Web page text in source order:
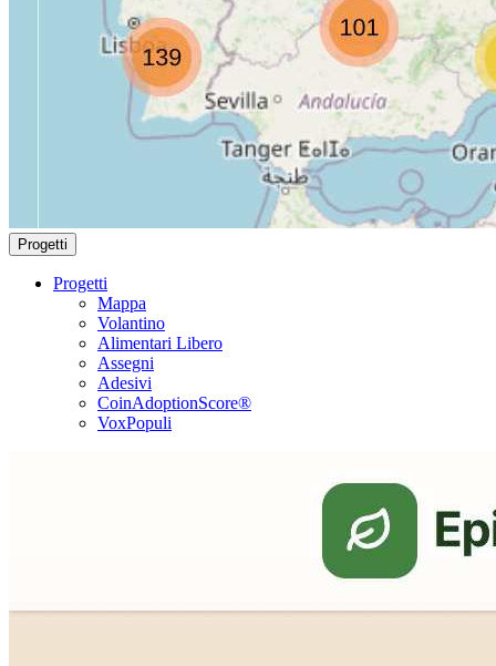
Progetti
Progetti
Mappa
Volantino
Alimentari Libero
Assegni
Adesivi
CoinAdoptionScore®
VoxPopuli